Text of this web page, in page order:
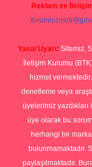
Reklam ve
Yasal Uyarı: Sitemiz,
İletişim Kurumu
hizmet
denetleme veya
üyelerimiz
üye olarak bu
herhangi bir
bulunmamaktadır.
paylaşılmaktadır.